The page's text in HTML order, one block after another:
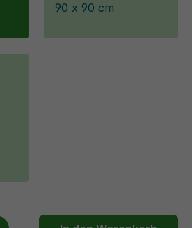
90 x 90 cm